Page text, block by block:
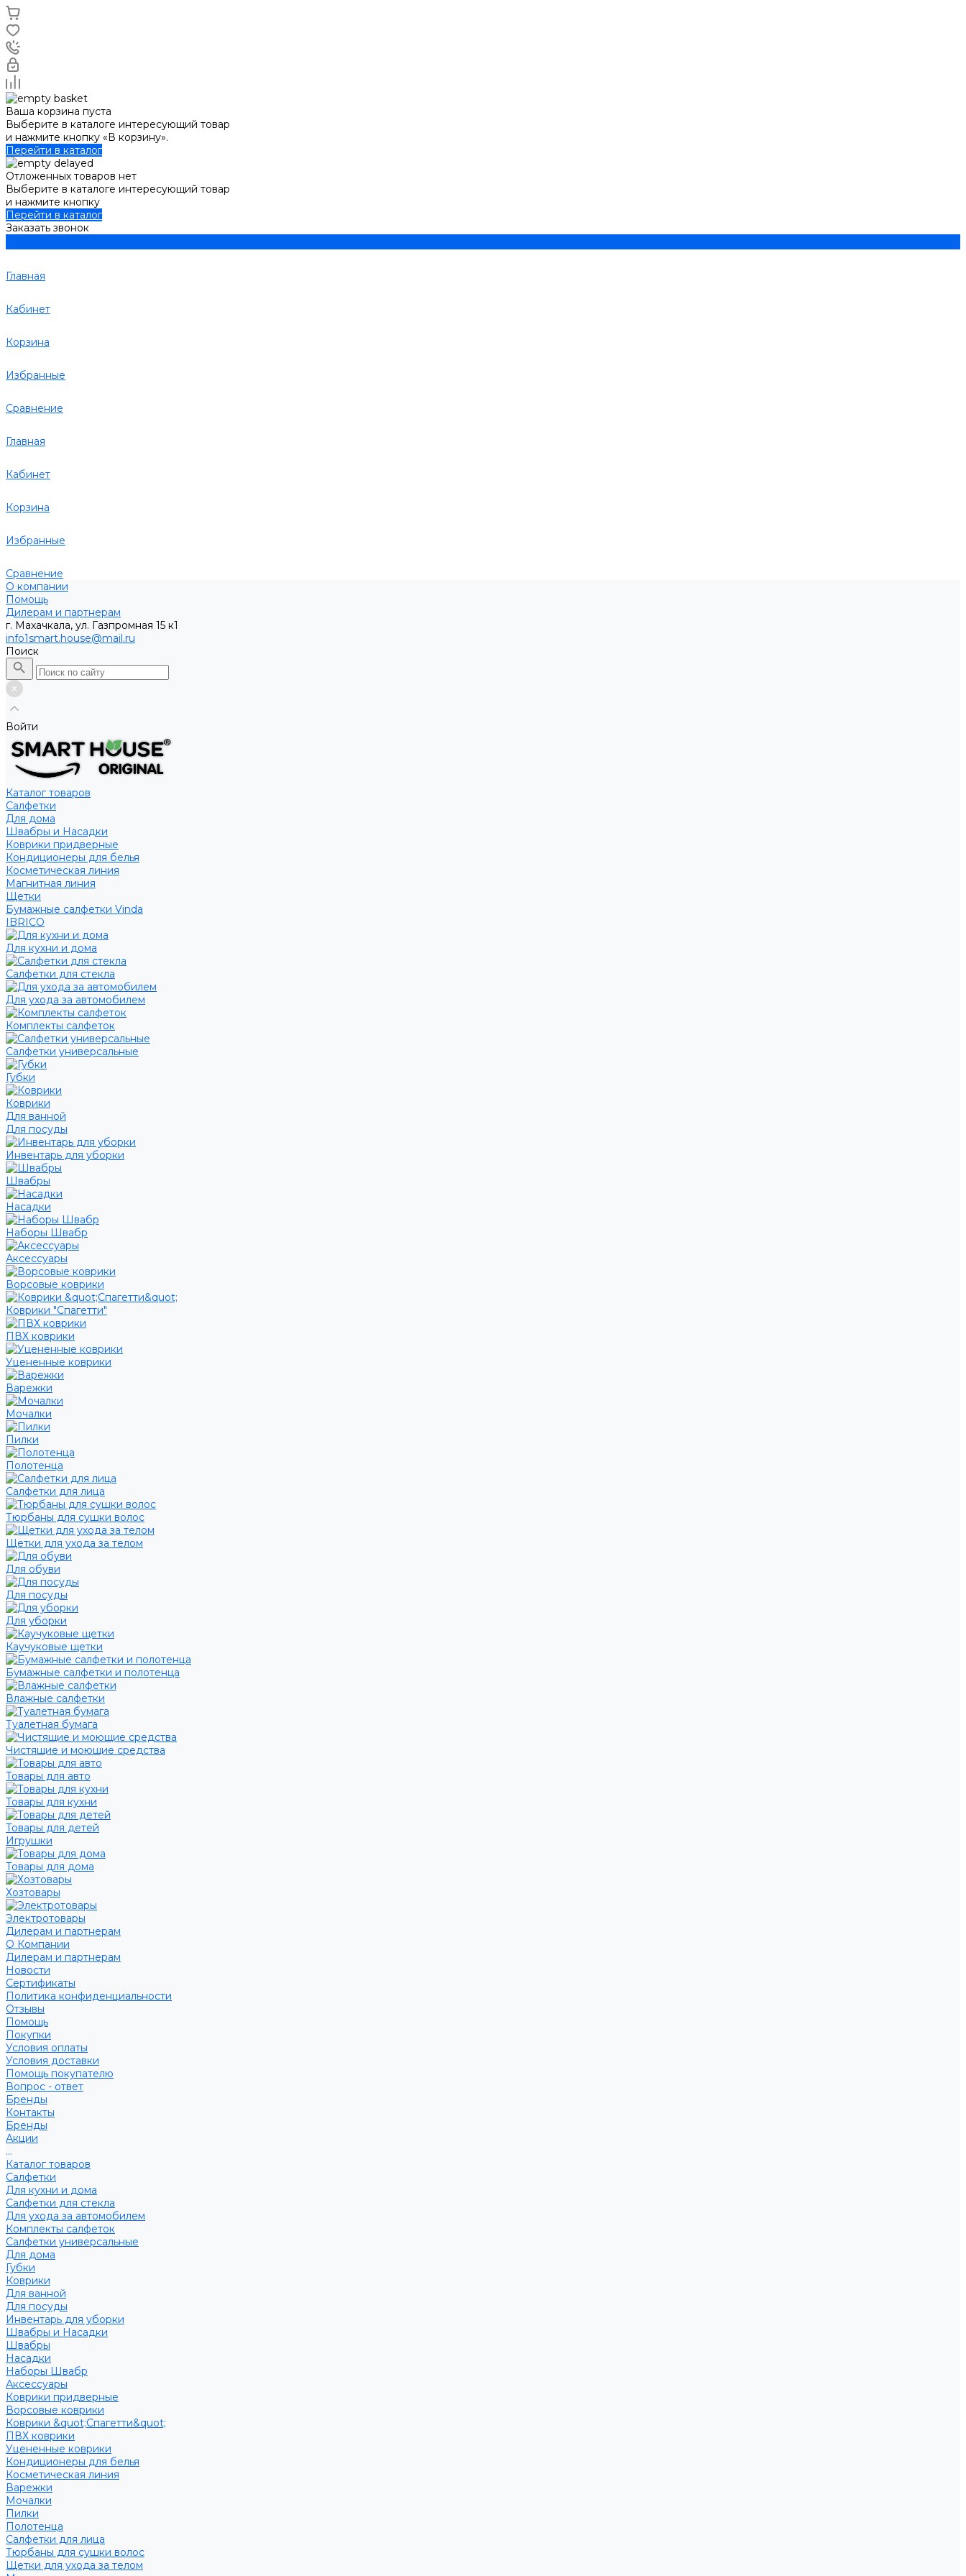
Ваша корзина пуста
Выберите в каталоге интересующий товар
и нажмите кнопку «В корзину».
Перейти в каталог
Отложенных товаров нет
Выберите в каталоге интересующий товар
и нажмите кнопку
Перейти в каталог
Заказать звонок
Главная
Кабинет
Корзина
Избранные
Сравнение
Главная
Кабинет
Корзина
Избранные
Сравнение
О компании
Помощь
Дилерам и партнерам
г. Махачкала, ул. Газпромная 15 к1
info1smart.house@mail.ru
Поиск
Войти
Каталог товаров
Салфетки
Для дома
Швабры и Насадки
Коврики придверные
Кондиционеры для белья
Косметическая линия
Магнитная линия
Щетки
Бумажные салфетки Vinda
IBRICO
Для кухни и дома
Салфетки для стекла
Для ухода за автомобилем
Комплекты салфеток
Салфетки универсальные
Губки
Коврики
Для ванной
Для посуды
Инвентарь для уборки
Швабры
Насадки
Наборы Швабр
Аксессуары
Ворсовые коврики
Коврики "Спагетти"
ПВХ коврики
Уцененные коврики
Варежки
Мочалки
Пилки
Полотенца
Салфетки для лица
Тюрбаны для сушки волос
Щетки для ухода за телом
Для обуви
Для посуды
Для уборки
Каучуковые щетки
Бумажные салфетки и полотенца
Влажные салфетки
Туалетная бумага
Чистящие и моющие средства
Товары для авто
Товары для кухни
Товары для детей
Игрушки
Товары для дома
Хозтовары
Электротовары
Дилерам и партнерам
О Компании
Дилерам и партнерам
Новости
Сертификаты
Политика конфиденциальности
Отзывы
Помощь
Покупки
Условия оплаты
Условия доставки
Помощь покупателю
Вопрос - ответ
Бренды
Контакты
Бренды
Акции
...
Каталог товаров
Салфетки
Для кухни и дома
Салфетки для стекла
Для ухода за автомобилем
Комплекты салфеток
Салфетки универсальные
Для дома
Губки
Коврики
Для ванной
Для посуды
Инвентарь для уборки
Швабры и Насадки
Швабры
Насадки
Наборы Швабр
Аксессуары
Коврики придверные
Ворсовые коврики
Коврики &quot;Спагетти&quot;
ПВХ коврики
Уцененные коврики
Кондиционеры для белья
Косметическая линия
Варежки
Мочалки
Пилки
Полотенца
Салфетки для лица
Тюрбаны для сушки волос
Щетки для ухода за телом